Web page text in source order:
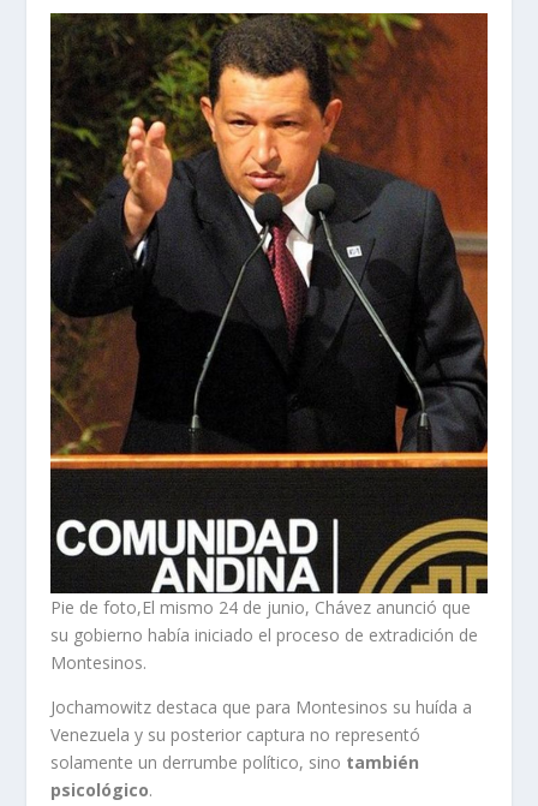
Pie de foto,El mismo 24 de junio, Chávez anunció que
su gobierno había iniciado el proceso de extradición de
Montesinos.
Jochamowitz destaca que para Montesinos su huída a
Venezuela y su posterior captura no representó
solamente un derrumbe político, sino también
psicológico.